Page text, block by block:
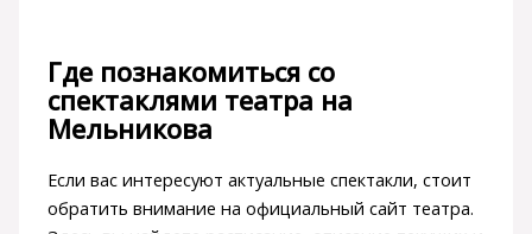
Где познакомиться со
спектаклями театра на
Мельникова
Если вас интересуют актуальные спектакли, стоит
обратить внимание на официальный сайт театра.